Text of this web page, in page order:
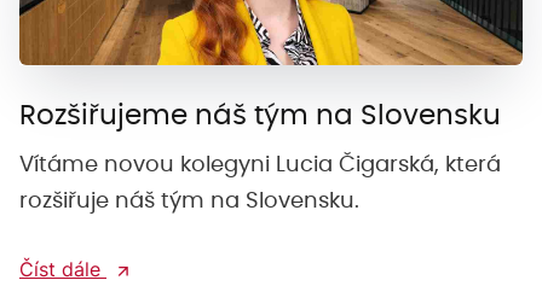
Rozšiřujeme náš tým na Slovensku
Vítáme novou kolegyni Lucia Čigarská, která
rozšiřuje náš tým na Slovensku.
Číst dále